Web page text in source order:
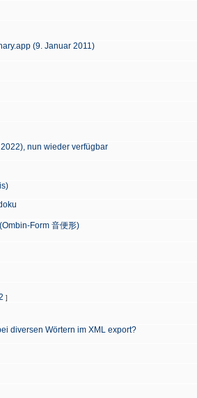
(9. Januar 2011)
nun wieder verfügbar
Form 音便形)
]
diversen Wörtern im XML export?